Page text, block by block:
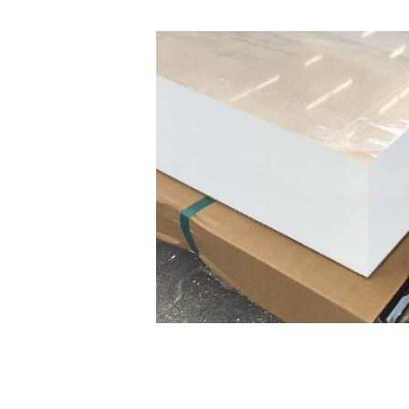
DIBOND®,
gebürstete Aluoptik,
rosé